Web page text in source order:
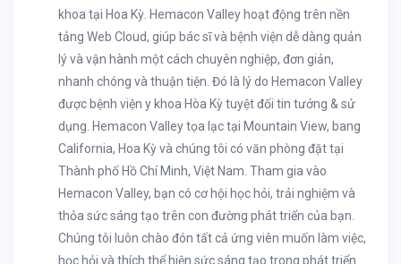
khoa tại Hoa Kỳ. Hemacon Valley hoạt động trên nền
tảng Web Cloud, giúp bác sĩ và bệnh viện dễ dàng quản
lý và vận hành một cách chuyên nghiệp, đơn giản,
nhanh chóng và thuận tiện. Đó là lý do Hemacon Valley
được bệnh viện y khoa Hòa Kỳ tuyệt đối tin tưởng & sử
dụng. Hemacon Valley tọa lạc tại Mountain View, bang
California, Hoa Kỳ và chúng tôi có văn phòng đặt tại
Thành phố Hồ Chí Minh, Việt Nam. Tham gia vào
Hemacon Valley, bạn có cơ hội học hỏi, trải nghiệm và
thỏa sức sáng tạo trên con đường phát triển của bạn.
Chúng tôi luôn chào đón tất cả ứng viên muốn làm việc,
học hỏi và thích thể hiện sức sáng tạo trong phát triển